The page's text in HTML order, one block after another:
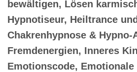
bewältigen, Lösen
Hypnotiseur, Heiltrance
Chakrenhypnose & Hypno-
Fremdenergien, Inneres
Emotionscode, Emotionale